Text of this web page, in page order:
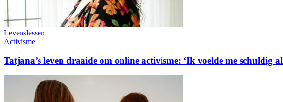
Levenslessen
Activisme
Tatjana’s leven draaide om online activisme: ‘Ik voelde me schuldig